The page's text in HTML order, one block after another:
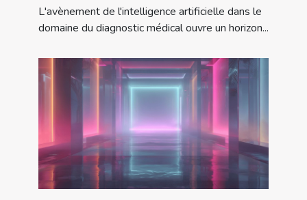
avancées majeures et
implications éthiques
L'avènement de l'intelligence artificielle dans le
domaine du diagnostic médical ouvre un horizon...